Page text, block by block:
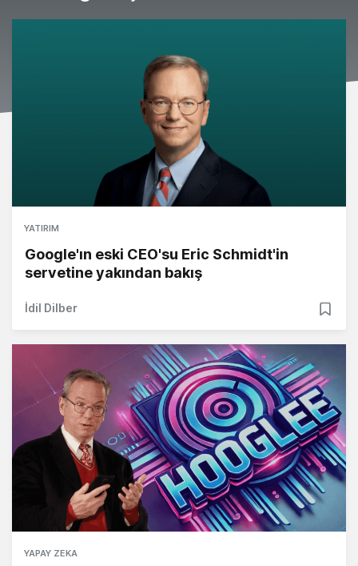
YATIRIM
Google'ın eski CEO'su Eric Schmidt'in
servetine yakından bakış
İdil Dilber
YAPAY ZEKA